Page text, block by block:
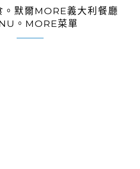
。默爾MORE義大利餐廳
。MORE菜單